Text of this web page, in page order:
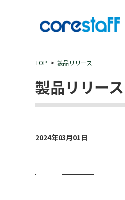
TOP 製品リリース
製品リリース
2024年03月01日